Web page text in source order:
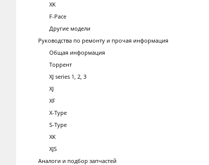
XK
F-Pace
Другие модели
Руководства по ремонту и прочая информация
Общая информация
Торрент
XJ series 1, 2, 3
XJ
XF
X-Type
S-Type
XK
XJS
Аналоги и подбор запчастей